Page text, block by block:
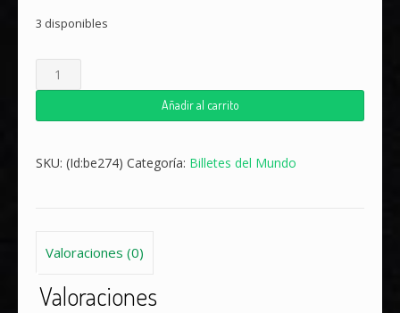
3 disponibles
Pakistán
-
cantidad
Añadir al carrito
SKU: (Id:be274) Categoría: Billetes del Mundo
Valoraciones (0)
Valoraciones